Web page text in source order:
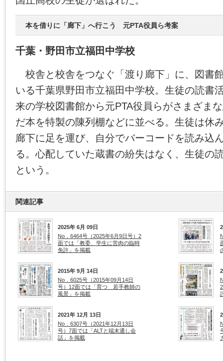
本を借りに「廊下」へ行こう 元PTA役員ら考案
千葉・野田市立福田中学校
校舎と校舎をつなぐ「渡り廊下」に、図書
いる千葉県野田市立福田中学校。生徒の読書
来の学校図書館から元PTA役員らがさまざま
だ本を特製の陳列棚などに並べる。生徒は休
廊下に足を運び、自分でバーコードを読み込
る。心配していた蔵書の紛失はなく、生徒の
という。
関連記事
2025年 6月 09日
No．6464号（2025年6月9日号）2
面では「教委、学生に苦肉の臨時
免許」を掲載
2015年 9月 14日
No．6025号（2015年09月14日
号）12面では「育つ 若手教師の
風景」を掲載
2021年 12月 13日
No．6307号（2021年12月13日
号）7面では「ALTと端末通し会
話」を掲載